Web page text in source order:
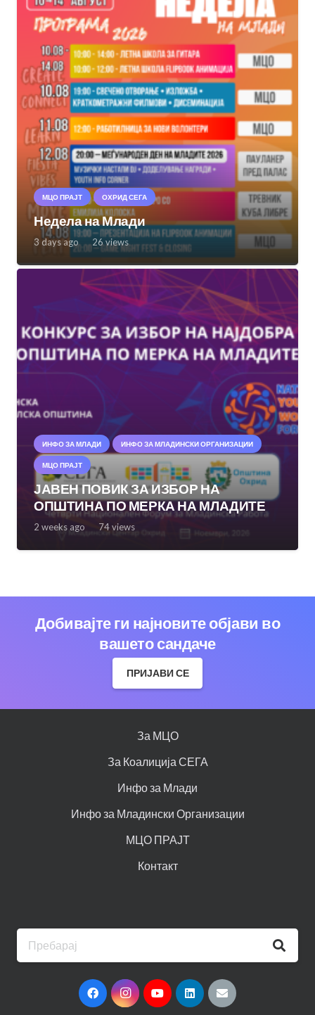
МЦО ПРАЈТ ОХРИД СЕГА
Недела на Млади
3 days ago 26views
ИНФО ЗА МЛАДИ ИНФО ЗА МЛАДИНСКИ ОРГАНИЗАЦИИ
МЦО ПРАЈТ
ЈАВЕН ПОВИК ЗА ИЗБОР НА
ОПШТИНА ПО МЕРКА НА МЛАДИТЕ
2 weeks ago 74views
Добивајте ги најновите објави во
вашето сандаче
ПРИЈАВИ СЕ
За МЦО
За Коалиција СЕГА
Инфо за Млади
Инфо за Младински Организации
МЦО ПРАЈТ
Контакт